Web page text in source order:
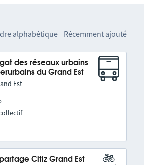
alphabétique Récemment ajouté
des réseaux urbains
du Grand Est
Est
Citiz Grand Est